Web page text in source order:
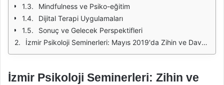
Mindfulness ve Psiko-eğitim
Dijital Terapi Uygulamaları
Sonuç ve Gelecek Perspektifleri
İzmir Psikoloji Seminerleri: Mayıs 2019'da Zihin ve Davranış Üzerine Yenilikçi Yaklaşımlar
İzmir Psikoloji Seminerleri: Zihin ve